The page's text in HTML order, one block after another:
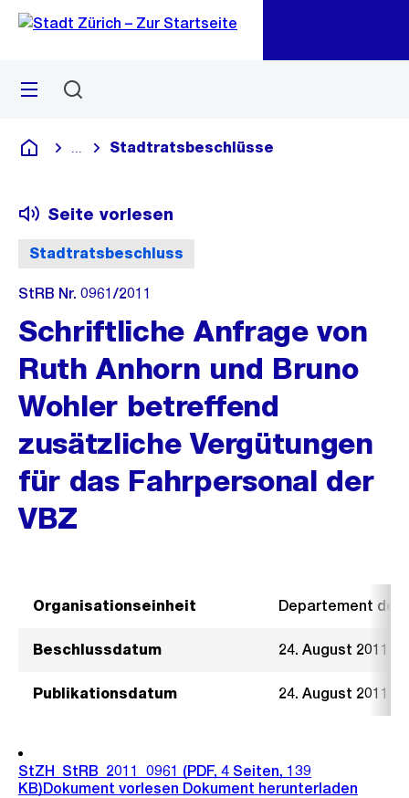
Navigation
Sprunglink
Menü
Deutsch
Blende alle Breadcrumbs ein
Stadtratsbeschlüsse
Stadtratsbeschluss
Seite vorlesen
StRB Nr. 0961/2011
Schriftliche Anfrage von
Ruth Anhorn und Bruno
Wohler betreffend
zusätzliche Vergütungen
für das Fahrpersonal der
VBZ
Organisationseinheit Departement der
Beschlussdatum 24. August 2011
Publikationsdatum 24. August 2011
StZH_StRB_2011_0961 (PDF, 4 Seiten, 139
KB)Dokument vorlesen Dokument herunterladen